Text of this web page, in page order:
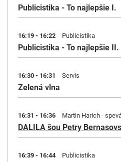
Publicistika - To najlepšie I.
16:19 - 16:22 Publicistika
Publicistika - To najlepšie II.
16:30 - 16:31 Servis
Zelená vlna
16:31 - 16:36 Martin Harich -
DALILA šou Petry
16:39 - 16:44 Publicistika